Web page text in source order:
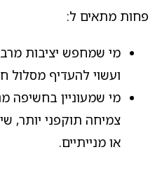
פחות מתאים ל:
מי שמחפש יציבות
ועשוי להעדיף מסלול
מי שמעוניין בחשיפה
צמיחה תוקפני יותר,
או מנייתיים.